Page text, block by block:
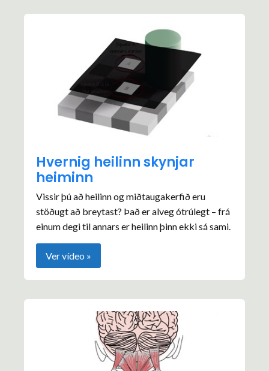
Hvernig heilinn skynjar
heiminn
Vissir þú að heilinn og miðtaugakerfið eru
stöðugt að breytast? Það er alveg ótrúlegt – frá
einum degi til annars er heilinn þinn ekki sá sami.
Ver vídeo »